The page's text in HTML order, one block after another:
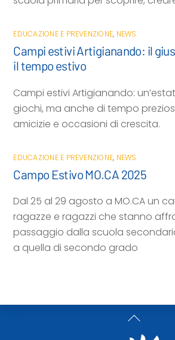
EDUCAZIONE E PREVENZIONE, NEWS
Campi estivi Artigianando: il
il tempo estivo
Campi estivi Artigianando:
giochi, ma anche di tempo
amicizie e occasioni di crescita.
EDUCAZIONE E PREVENZIONE, NEWS
Campo Estivo MO.CA 2025
Dal 25 al 29 agosto a MO.CA un
ragazze e ragazzi che stanno
passaggio dalla scuola
a quella di secondo grado
Back
To